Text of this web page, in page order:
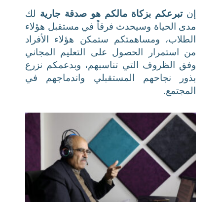
إنتبرعكم بزكاة مالكم هو صدقة جارية لك
مدى الحياة وسيحدث فرقاً في مستقبل هؤلاء
الطلاب، ومساهمتكم ستمكن هؤلاء الأفراد
من استمرار الحصول على التعليم المجاني
وفق الظروف التي تناسبهم، وبدعمكم نزرع
بذور نجاحهم المستقبلي واندماجهم في
المجتمع.